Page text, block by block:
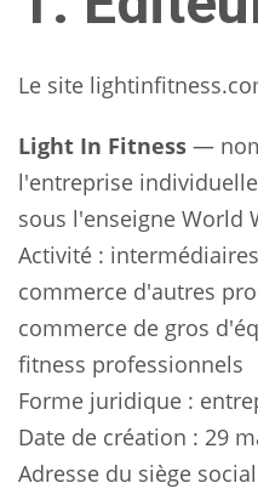
Le site
Light In Fitness —
l'entreprise individuelle
sous l'enseigne World
Activité :
commerce d'autres
commerce de gros
fitness professionnels
Forme juridique :
Date de création : 29
Adresse du siège